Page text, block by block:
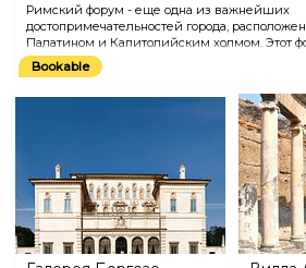
Римский форум - еще одна из важнейших
достопримечательностей города,
Палатином и Капитолийским холмом. Этот
важнейшим коммерческим, политическим
центром древнего Рима, и до сих пор хранит
уложенных мрамором улиц и базилик.
империи форум был забыт - в средние
Bookable